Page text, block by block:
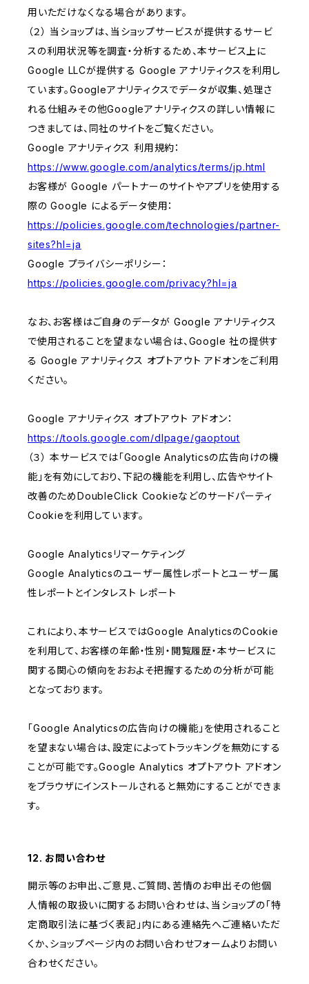
用いただけなくなる場合があります。
（２） 当ショップは、当ショップサービスが提供するサービ
スの利用状況等を調査・分析するため、本サービス上に
Google LLCが提供する Google アナリティクスを利用し
ています。Googleアナリティクスでデータが収集、処理さ
れる仕組みその他Googleアナリティクスの詳しい情報に
つきましては、同社のサイトをご覧ください。
Google アナリティクス 利用規約：
https://www.google.com/analytics/terms/jp.html
お客様が Google パートナーのサイトやアプリを使用する
際の Google によるデータ使用：
https://policies.google.com/technologies/partner-
sites?hl=ja
Google プライバシーポリシー：
https://policies.google.com/privacy?hl=ja
なお、お客様はご自身のデータが Google アナリティクス
で使用されることを望まない場合は、Google 社の提供す
る Google アナリティクス オプトアウト アドオンをご利用
ください。
Google アナリティクス オプトアウト アドオン：
https://tools.google.com/dlpage/gaoptout
（３） 本サービスでは「Google Analyticsの広告向けの機
能」を有効にしており、下記の機能を利用し、広告やサイト
改善のためDoubleClick Cookieなどのサードパーティ
Cookieを利用しています。
Google Analyticsリマーケティング
Google Analyticsのユーザー属性レポートとユーザー属
性レポートとインタレスト レポート
これにより、本サービスではGoogle AnalyticsのCookie
を利用して、お客様の年齢・性別・閲覧履歴・本サービスに
関する関心の傾向をおおよそ把握するための分析が可能
となっております。
「Google Analyticsの広告向けの機能」を使用されること
を望まない場合は、設定によってトラッキングを無効にする
ことが可能です。Google Analytics オプトアウト アドオン
をブラウザにインストールされると無効にすることができま
す。
12. お問い合わせ
開示等のお申出、ご意見、ご質問、苦情のお申出その他個
人情報の取扱いに関するお問い合わせは、当ショップの「特
定商取引法に基づく表記」内にある連絡先へご連絡いただ
くか、ショップページ内のお問い合わせフォームよりお問い
合わせください。